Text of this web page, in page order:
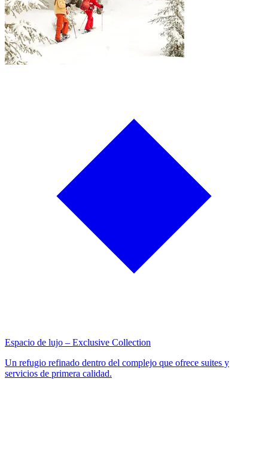
Espacio de lujo – Exclusive Collection
Un refugio refinado dentro del complejo que ofrece suites y
servicios de primera calidad.